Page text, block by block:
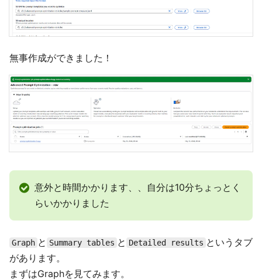
無事作成ができました！
意外と時間かかります、、自分は10分ちょっとく
らいかかりました
Graph と Summary tables と Detailed results というタブ
があります。
まずはGraphを見てみます。